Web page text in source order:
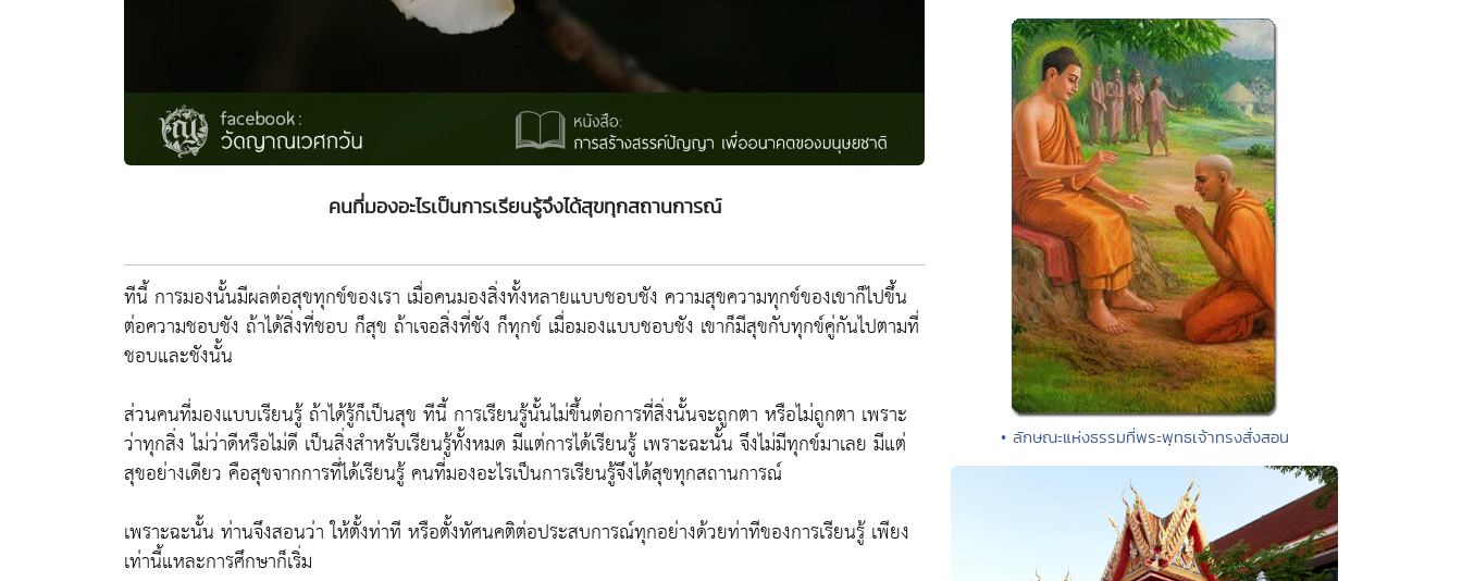
คนที่มองอะไรเป็นการเรียนรู้จึงได้สุขทุกสถานการณ์
ทีนี้ การมองนั้นมีผลต่อสุขทุกข์ของเรา เมื่อคนมองสิ่งทั้งหลายแบบชอบชัง ความสุขความทุกข์ของเขาก็ไปขึ้น
ต่อความชอบชัง ถ้าได้สิ่งที่ชอบ ก็สุข ถ้าเจอสิ่งที่ชัง ก็ทุกข์ เมื่อมองแบบชอบชัง เขาก็มีสุขกับทุกข์คู่กันไปตามที่
ชอบและชังนั้น
ส่วนคนที่มองแบบเรียนรู้ ถ้าได้รู้ก็เป็นสุข ทีนี้ การเรียนรู้นั้นไม่ขึ้นต่อการที่สิ่งนั้นจะถูกตา หรือไม่ถูกตา เพราะ
ว่าทุกสิ่ง ไม่ว่าดีหรือไม่ดี เป็นสิ่งสำหรับเรียนรู้ทั้งหมด มีแต่การได้เรียนรู้ เพราะฉะนั้น จึงไม่มีทุกข์มาเลย มีแต่
สุขอย่างเดียว คือสุขจากการที่ได้เรียนรู้ คนที่มองอะไรเป็นการเรียนรู้จึงได้สุขทุกสถานการณ์
เพราะฉะนั้น ท่านจึงสอนว่า ให้ตั้งท่าที หรือตั้งทัศนคติต่อประสบการณ์ทุกอย่างด้วยท่าทีของการเรียนรู้ เพียง
เท่านี้แหละการศึกษาก็เริ่ม
• ลักษณะแห่งธรรมที่พระพุทธเจ้าทรงสั่งสอน